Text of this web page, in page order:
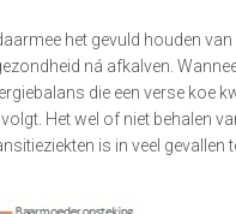
het gevuld houden
ná afkalven.
die een verse koe
Het wel of niet behalen
is in veel